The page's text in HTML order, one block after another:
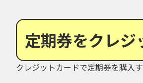
定期券をクレ
クレジットカードで定期券を購入